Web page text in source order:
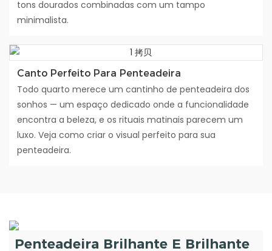
tons dourados combinadas com um tampo
minimalista.
Canto Perfeito Para Penteadeira
Todo quarto merece um cantinho de penteadeira dos
sonhos — um espaço dedicado onde a funcionalidade
encontra a beleza, e os rituais matinais parecem um
luxo. Veja como criar o visual perfeito para sua
penteadeira.
Penteadeira Brilhante E Brilhante